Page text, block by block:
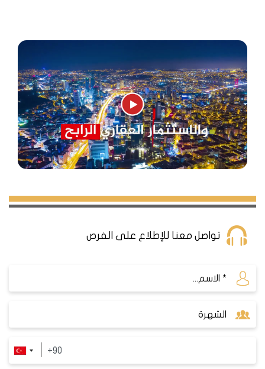
الواسعة. توفر الحديقة العديد من المرافق الاجتماعية والرياضية
والتعليمية للزوار، مثل المسابح والنوادي والمكتبات والمسارح.
الفنادق
منطقة أتاشهير تتمتع بوجود الكثير من الفنادق الفاخرة
والمريحة، التي تلبي احتياجات وميزانيات السياح
المختلفة. من بين هذه الفنادق، نذكر:
Istanbul Marriott Hotel Asial
هو فندق 5نجوم، يقع بالقرب
كما يضم الفندق مطعماً وباراً ومركزاً للياقة البدنية ومركزاً لرجال
Radisson Blu Hotel
مسافة قصيرة من مركز مرمرة بارك، ويوفر غرفاً وأجنحة عملية
مطعماً وباراً ومركزاً للياقة البدنية وموقف سيارات.
مراكز التسوق
منطقة أتاشهير تتميز بتوفر عدة وسائل نقل عامة تربطها
: هو مول عصري ومتنوع، يقدم
مجموعة من الماركات العالمية والمحلية في مجالات الموضة
تواصل معنا للإطلاع على الفرص